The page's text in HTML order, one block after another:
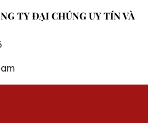
TY ĐẠI CHÚNG UY TÍN VÀ